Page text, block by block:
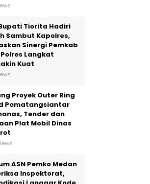
Tiorita Hadiri
Sambut Kapolres,
Sinergi Pemkab
Langkat
Kuat
Proyek Outer Ring
Pematangsiantar
Tender dan
Plat Mobil Dinas
ASN Pemko Medan
Inspektorat,